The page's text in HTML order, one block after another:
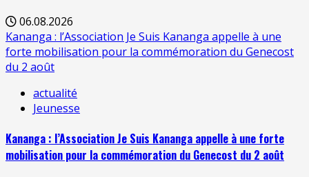
06.08.2026
Kananga : l’Association Je Suis Kananga appelle à une
forte mobilisation pour la commémoration du Genecost
du 2 août
actualité
Jeunesse
Kananga : l’Association Je Suis Kananga appelle à une forte
mobilisation pour la commémoration du Genecost du 2 août